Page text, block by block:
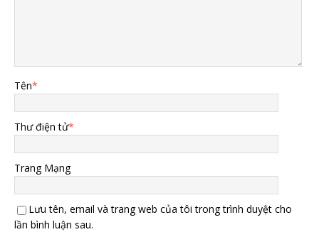
Tên*
Thư điện tử*
Trang Mạng
Lưu tên, email và trang web của tôi trong trình duyệt cho
lần bình luận sau.